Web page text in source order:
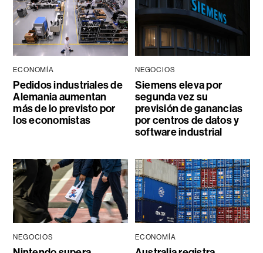
ECONOMÍA
Pedidos industriales de
Alemania aumentan
más de lo previsto por
los economistas
NEGOCIOS
Siemens eleva por
segunda vez su
previsión de ganancias
por centros de datos y
software industrial
NEGOCIOS ECONOMÍA